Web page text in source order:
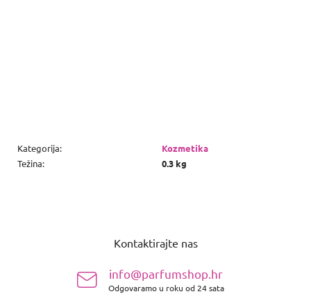
Kategorija:
Kozmetika
Težina: 0.3 kg
Kontaktirajte nas
info@parfumshop.hr
Odgovaramo u roku od 24 sata